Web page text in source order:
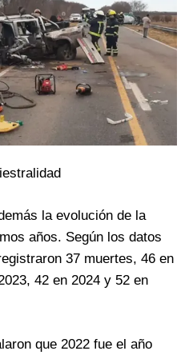
la evolución de la
años. Según los datos
37 muertes, 46 en
42 en 2024 y 52 en
que 2022 fue el año